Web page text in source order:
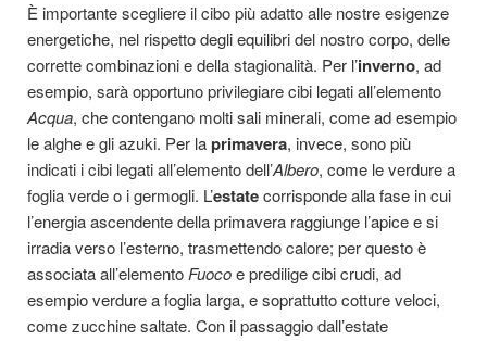
È importante scegliere il cibo più adatto alle nostre esigenze
energetiche, nel rispetto degli equilibri del nostro corpo, delle
corrette combinazioni e della stagionalità. Per l’inverno, ad
esempio, sarà opportuno privilegiare cibi legati all’elemento
Acqua, che contengano molti sali minerali, come ad esempio
le alghe e gli azuki. Per laprimavera, invece, sono più
indicati i cibi legati all’elemento dell’Albero, come le verdure a
foglia verde o i germogli. L’estatecorrisponde alla fase in cui
l’energia ascendente della primavera raggiunge l’apice e si
irradia verso l’esterno, trasmettendo calore; per questo è
associata all’elemento Fuocoe predilige cibi crudi, ad
esempio verdure a foglia larga, e soprattutto cotture veloci,
come zucchine saltate. Con il passaggio dall’estate